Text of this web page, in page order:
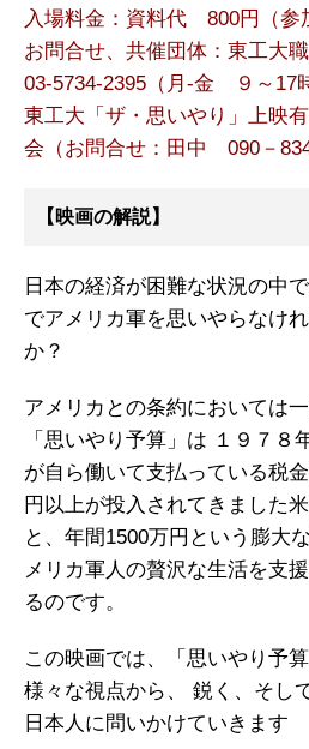
入場料金：資料代 800円（参
お問合せ、共催団体：東工大
03-5734-2395（月-金 ９～17
東工大「ザ・思いやり」上
会（お問合せ：田中 090－
【映画の解説】
日本の経済が困難な状況の中
でアメリカ軍を思いやらなけ
か？
アメリカとの条約においては
「思いやり予算」は １９７８
が自ら働いて支払っている税
円以上が投入されてきました
と、年間1500万円という膨大
メリカ軍人の贅沢な生活を支
るのです。
この映画では、「思いやり予
様々な視点から、 鋭く、そし
日本人に問いかけていきます